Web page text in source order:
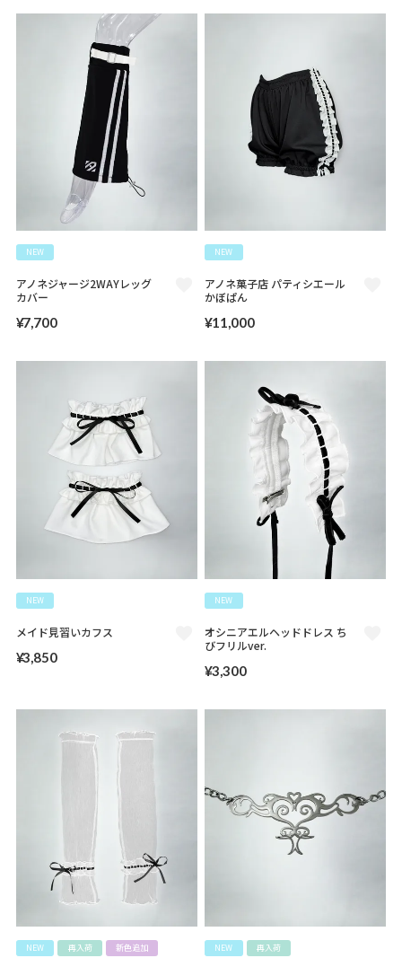
NEW
アノネジャージ2WAYレッグ
カバー
¥7,700
NEW
アノネ菓子店 パティシエール
かぼぱん
¥11,000
NEW
メイド見習いカフス
¥3,850
NEW
オシニアエルヘッドドレス ち
びフリルver.
¥3,300
NEW 再入荷 新色追加 NEW 再入荷